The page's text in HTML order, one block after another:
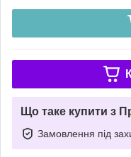
Що таке купити з
Замовлення під